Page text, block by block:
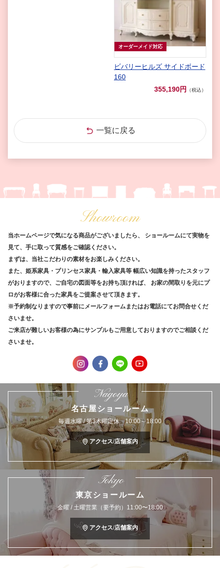
オーダーメイド対応
ビバリーヒルズ サイドボード
160
355,190円
（税込）
一覧に戻る
Showroom
当ホームページで気になる商品がございましたら、
ショールームにて実物を
見て、手に取って質感をご確認ください。
まずは、当社こだわりの素材をお楽しみください。
また、姫系家具・プリンセス家具・輸入家具等 幅広い知識を持ったスタッフ
がおりますので、ご自宅の図面等をお持ち頂ければ、
お家の間取りを元にプ
ロがお客様に合った家具をご提案させて頂きます。
※予約制なりますので事前にメールフォームまたはお電話にてお問合せくだ
さいませ。
ご来店が難しいお客様の為にサンプルもご用意しておりますのでご相談くだ
さいませ。
Nagoya
名古屋ショールーム
毎週水曜 / 第3木曜定休 10:00～18:00
アクセス/店舗案内
Tokyo
東京ショールーム
金曜 / 土曜営業（要予約）11:00〜18:00
アクセス/店舗案内